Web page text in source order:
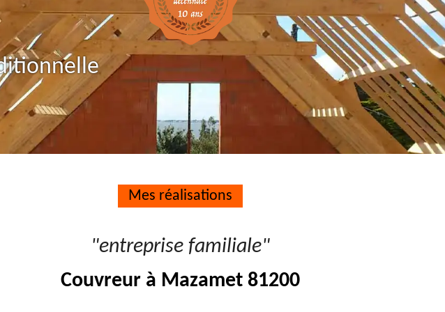
Mes réalisations
"entreprise familiale"
Couvreur à Mazamet 81200